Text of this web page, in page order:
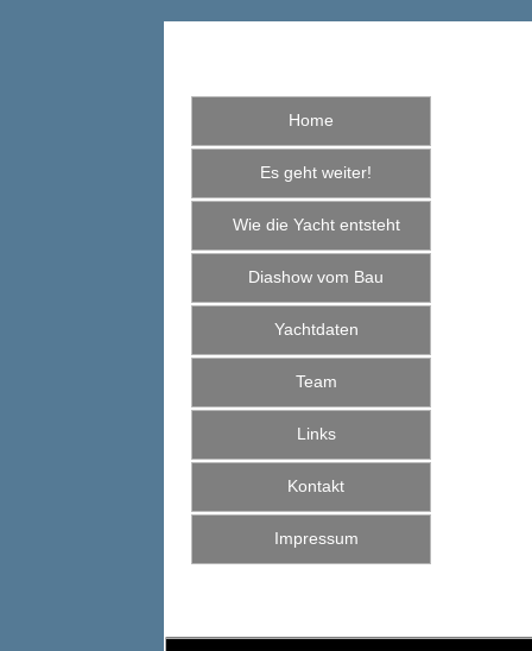
Home
Es geht weiter!
Wie die Yacht entsteht
Diashow vom Bau
Yachtdaten
Team
Links
Kontakt
Impressum